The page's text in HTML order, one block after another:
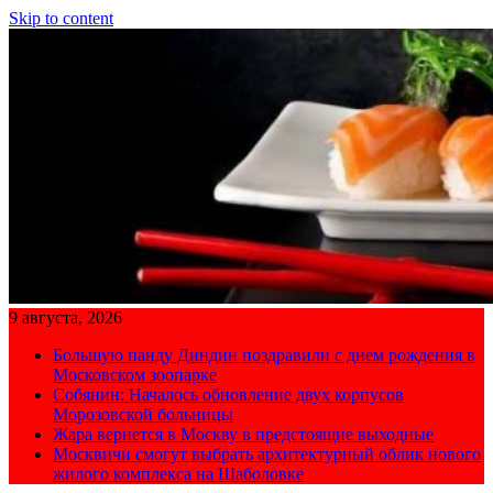
Skip to content
9 августа, 2026
Большую панду Диндин поздравили с днем рождения в
Московском зоопарке
Собянин: Началось обновление двух корпусов
Морозовской больницы
Жара вернется в Москву в предстоящие выходные
Москвичи смогут выбрать архитектурный облик нового
жилого комплекса на Шаболовке